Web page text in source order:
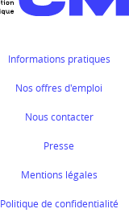
Informations pratiques
Nos offres d'emploi
Nous contacter
Presse
Mentions légales
Politique de confidentialité